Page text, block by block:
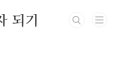
되기